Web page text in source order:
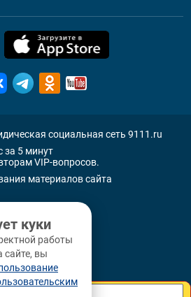
социальная сеть 9111.ru
за 5 минут
VIP-вопросов.
материалов сайта
куки
работы
сайте, вы